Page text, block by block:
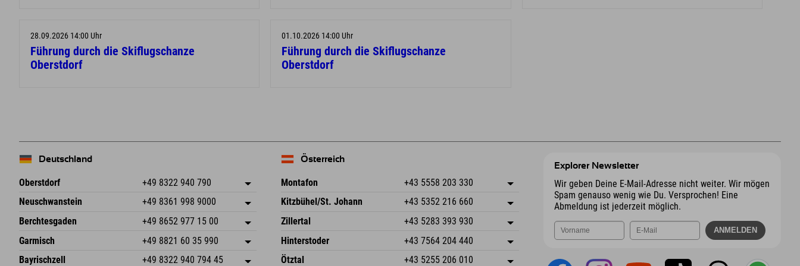
28.09.2026 14:00 Uhr
Führung durch die Skiflugschanze
Oberstdorf
01.10.2026 14:00 Uhr
Führung durch die Skiflugschanze
Oberstdorf
Deutschland
Oberstdorf +49 8322 940 790
An der Breitach 3
Deutschland
Adresse speichern
Buchen
Neuschwanstein +49 8361 998 9000
An der Riese 45
87484 Nesselwang im Allgäu
Deutschland
Adresse speichern
Buchen
Berchtesgaden +49 8652 977 15 00
Hofreitstr. 7
Deutschland
Adresse speichern
Buchen
Garmisch +49 8821 60 35 990
Frickenstraße 22
Adresse speichern
Bayrischzell +49 8322 940 794 45
Österreich
Montafon +43 5558 203 330
Dorfstr. 127b
Österreich
Adresse speichern
Buchen
Kitzbühel/St. Johann +43 5352 216 660
Speckbacherstraße 87
Österreich
Adresse speichern
Buchen
Zillertal +43 5283 393 930
Schmiedau 2
Österreich
Adresse speichern
Buchen
Hinterstoder +43 7564 204 440
Freizeitpark 10
Adresse speichern
Ötztal +43 5255 206 010
Explorer Newsletter
Wir geben Deine E-Mail-Adresse nicht weiter. Wir mögen
Spam genauso wenig wie Du. Versprochen! Eine
Abmeldung ist jederzeit möglich.